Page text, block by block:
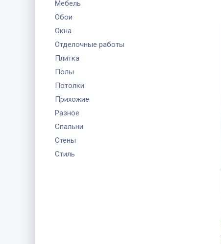
Мебель
Обои
Окна
Отделочные работы
Плитка
Полы
Потолки
Прихожие
Разное
Спальни
Стены
Стиль